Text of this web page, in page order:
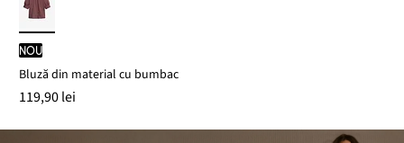
nou
Bluză din material cu bumbac
119,90 lei